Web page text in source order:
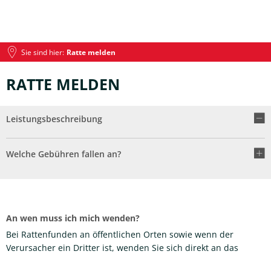
Sie sind hier: Ratte melden
RATTE MELDEN
Leistungsbeschreibung
Welche Gebühren fallen an?
An wen muss ich mich wenden?
Bei Rattenfunden an öffentlichen Orten sowie wenn der
Verursacher ein Dritter ist, wenden Sie sich direkt an das